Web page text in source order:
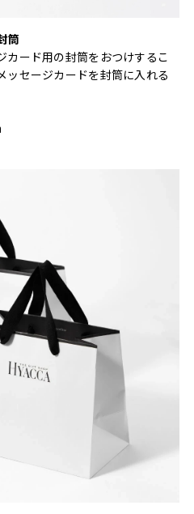
筒
カード用の封筒をおつけするこ
ッセージカードを封筒に入れる